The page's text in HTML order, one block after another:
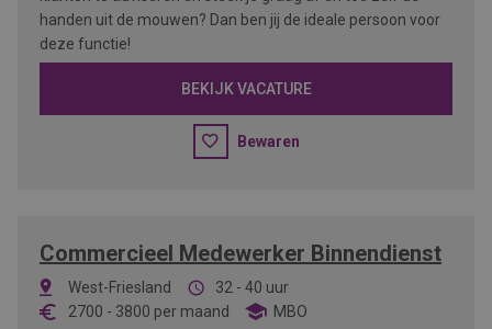
handen uit de mouwen? Dan ben jij de ideale persoon voor
deze functie!
BEKIJK VACATURE
Bewaren
Commercieel Medewerker Binnendienst
West-Friesland
32 - 40 uur
2700 - 3800 per maand MBO